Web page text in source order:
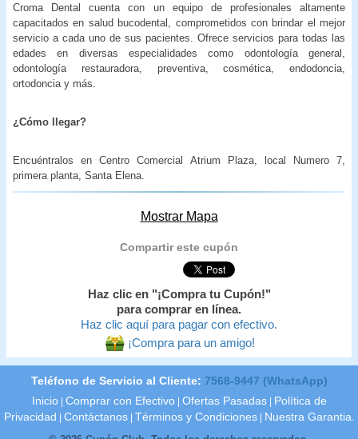
Croma Dental cuenta con un equipo de profesionales altamente
capacitados en salud bucodental, comprometidos con brindar el mejor
servicio a cada uno de sus pacientes. Ofrece servicios para todas las
edades en diversas especialidades como odontología general,
odontología restauradora, preventiva, cosmética, endodoncia,
ortodoncia y más.
¿Cómo llegar?
Encuéntralos en Centro Comercial Atrium Plaza, local Numero 7,
primera planta, Santa Elena.
Mostrar Mapa
Compartir este cupón
Haz clic en "¡Compra tu Cupón!"
para comprar en línea.
Haz clic aquí para pagar con efectivo.
¡Compra para un amigo!
Teléfono de Servicio al Cliente: 7568-9447 (WhatsApp)
Inicio Comprar con Efectivo Ofertas Pasadas
Política de
Privacidad
Contáctanos Términos y Condiciones
Nuestra Garantia.